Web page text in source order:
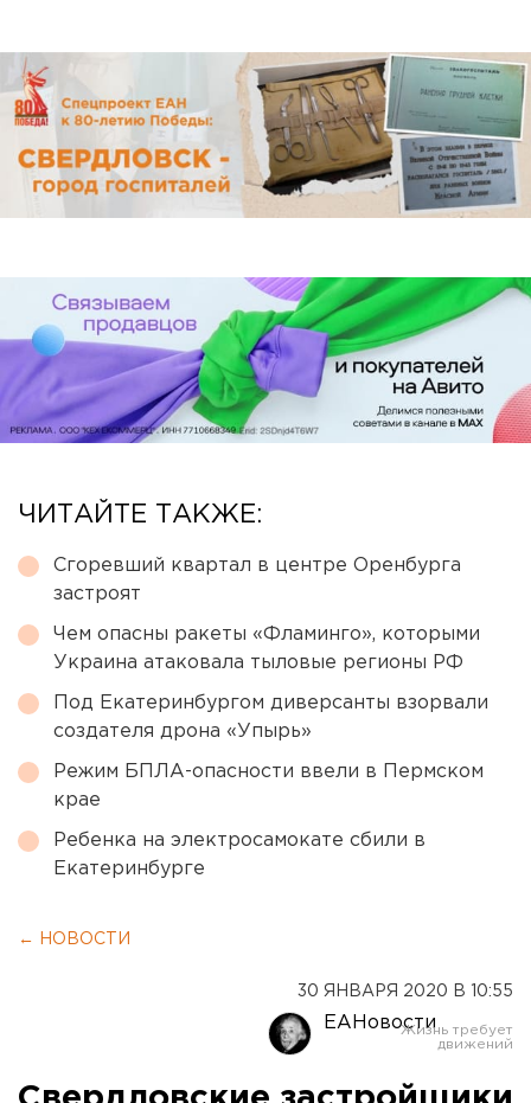
ЧИТАЙТЕ ТАКЖЕ:
Сгоревший квартал в центре Оренбурга
застроят
Чем опасны ракеты «Фламинго», которыми
Украина атаковала тыловые регионы РФ
Под Екатеринбургом диверсанты взорвали
создателя дрона «Упырь»
Режим БПЛА-опасности ввели в Пермском
крае
Ребенка на электросамокате сбили в
Екатеринбурге
← НОВОСТИ
30 ЯНВАРЯ 2020 В 10:55
ЕАНовости